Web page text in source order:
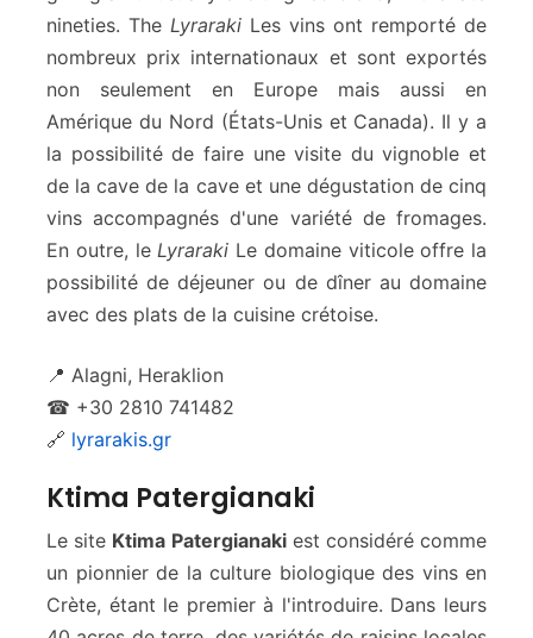
nineties. The Lyraraki Les vins ont remporté de
nombreux prix internationaux et sont exportés
non seulement en Europe mais aussi en
Amérique du Nord (États-Unis et Canada). Il y a
la possibilité de faire une visite du vignoble et
de la cave de la cave et une dégustation de cinq
vins accompagnés d'une variété de fromages.
En outre, leLyraraki Le domaine viticole offre la
possibilité de déjeuner ou de dîner au domaine
avec des plats de la cuisine crétoise.
📍 Alagni, Heraklion
☎ +30 2810 741482
🔗 lyrarakis.gr
Ktima Patergianaki
Le site Ktima Patergianakiest considéré comme
un pionnier de la culture biologique des vins en
Crète, étant le premier à l'introduire. Dans leurs